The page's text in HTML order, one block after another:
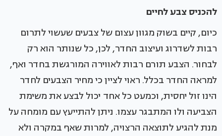
להכניס צבע לחיים
כיום, קיים בשוק מגוון עצום של צבעים שעשוי לתרום
רבות לשדרוג ועיצוב החדר, לכן, כל שנותר הוא רק
לבחור. הצבע תורם רבות לאווירה המורגשת בחדר ואף,
למראה החדר בכלל. ראוי לציין כי מחיר הצבעים לחדר
הינו זול יחסית, וכמעט כל אחד יכול לבצע את משימת
הצביעה ולו המתבגר עצמו. ניתן להתייעץ עם מומחה על
מנת להגיע לתוצאה הרצויה, למרות שאף במקרה ולא